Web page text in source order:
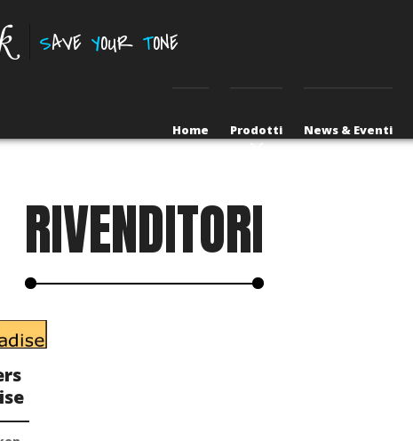
SAVE YOUR TONE
Home Prodotti News & Eventi
RIVENDITORI